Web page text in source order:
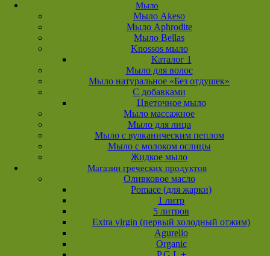
Мыло
Мыло Akeso
Мыло Aphrodite
Мыло Bellas
Knossos мыло
Каталог 1
Мыло для волос
Мыло натуральное «Без отдушек»
С добавками
Цветочное мыло
Мыло массажное
Мыло для лица
Мыло с вулканическим пеплом
Мыло с молоком ослицы
Жидкое мыло
Магазин греческих продуктов
Оливковое масло
Pomace (для жарки)
1 литр
5 литров
Extra virgin (первый холодный отжим)
Agurelio
Organic